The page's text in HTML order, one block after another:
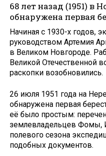
68 лет назад (1951) в
обнаружена первая
Начиная с 1930-х годов,
руководством Артемия
в Великом Новгороде.
Великой Отечественной
раскопки возобновились.
26 июля 1951 года на
обнаружена первая
её было простым:
землевладельцев Фомы,
полевого сезона
подобных документов.